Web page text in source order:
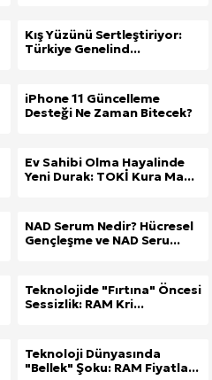
Kış Yüzünü Sertleştiriyor:
Türkiye Genelind...
iPhone 11 Güncelleme
Desteği Ne Zaman Bitecek?
Ev Sahibi Olma Hayalinde
Yeni Durak: TOKİ Kura Ma...
NAD Serum Nedir? Hücresel
Gençleşme ve NAD Seru...
Teknolojide "Fırtına" Öncesi
Sessizlik: RAM Kri...
Teknoloji Dünyasında
"Bellek" Şoku: RAM Fiyatla...